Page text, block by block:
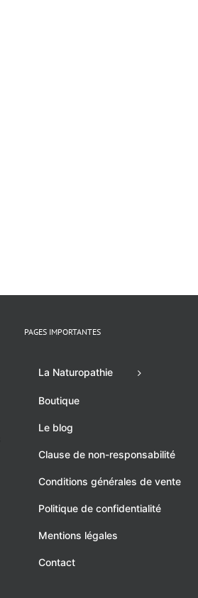
PAGES IMPORTANTES
La Naturopathie
Boutique
Le blog
Clause de non-responsabilité
Conditions générales de vente
Politique de confidentialité
Mentions légales
Contact